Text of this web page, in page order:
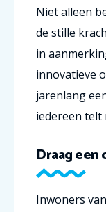
Niet alleen
de stille
in
innovatieve
jarenlang
iedereen telt
Draag
Inwoners